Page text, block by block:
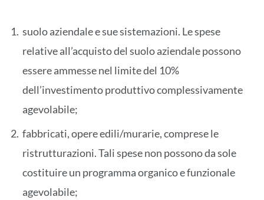
suolo aziendale e sue sistemazioni. Le spese
relative all’acquisto del suolo aziendale possono
essere ammesse nel limite del 10%
dell’investimento produttivo complessivamente
agevolabile;
fabbricati, opere edili/murarie, comprese le
ristrutturazioni. Tali spese non possono da sole
costituire un programma organico e funzionale
agevolabile;